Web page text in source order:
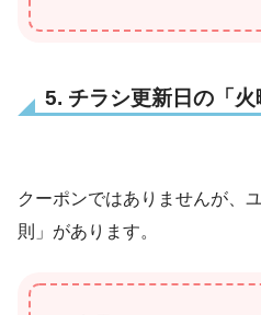
5. チラシ更新日の「
クーポンではありませんが、
則」があります。